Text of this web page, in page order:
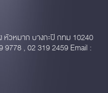
หัวหมาก บางกะปิ กทม 10240
9778 , 02 319 2459 Email :